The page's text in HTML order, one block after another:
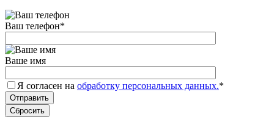
Ваш телефон*
Ваше имя
Я согласен на обработку персональных данных.*